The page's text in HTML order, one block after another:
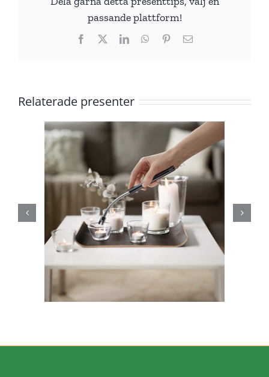
passande plattform!
Facebook LinkedInWhatsApp
Pinterest
E-
Relaterade presenter